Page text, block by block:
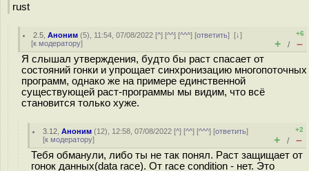
rust
2.5 ,Аноним (5), 11:54, 07/08/2022 [^] [^^] [^^^] [ответить][↓]
[к модератору]
+6
+ / –
Я слышал утверждения, будто бы раст спасает от
состояний гонки и упрощает синхронизацию многопоточных
программ, однако же на примере единственной
существующей раст-программы мы видим, что всё
становится только хуже.
3.12 ,Аноним (12), 12:58, 07/08/2022 [^] [^^] [^^^] [ответить]
[к модератору]
+2
+ / –
Тебя обманули, либо ты не так понял. Раст защищает от
гонок данных(data race). От race condition - нет. Это